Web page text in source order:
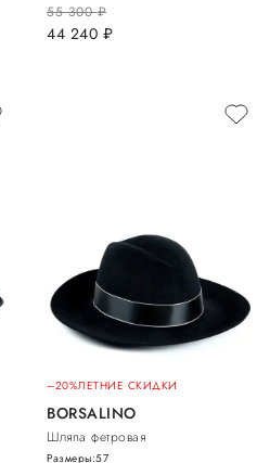
55 300руб.
44 240 руб.
–20%ЛЕТНИЕ СКИДКИ
BORSALINO
Шляпа фетровая
Размеры:57